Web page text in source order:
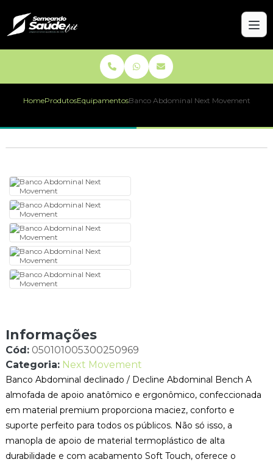
HomeProdutosEquipamentosBanco Abdominal Next Movement
Informações
Cód: 050101005300250969
Categoria: Next Movement
Banco Abdominal declinado / Decline Abdominal Bench A
almofada de apoio anatômico e ergonômico, confeccionada
em material premium proporciona maciez, conforto e
suporte perfeito para todos os públicos. Não só isso, a
manopla de apoio de material termoplástico de alta
durabilidade e com acabamento Soft Touch, oferece o